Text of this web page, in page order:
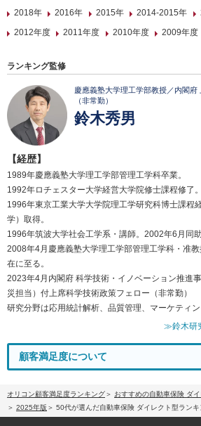
2018年
2016年 2015年 2014-2015年
2012年度
2011年度 2010年度 2009年度
ランキング監修
慶應義塾大学理工学部教授／内閣府
（非常勤）
鈴木秀男
【経歴】
1989年慶應義塾大学理工学部管理工学科卒業。
1992年ロチェスター大学経営大学院修士課程修了。
1996年東京工業大学大学院理工学研究科博士課程
学）取得。
1996年筑波大学社会工学系・講師。2002年6月同助
2008年4月慶應義塾大学理工学部管理工学科・准
在に至る。
2023年4月内閣府 科学技術・イノベーション推進
災担当）付上席科学技術政策フェロー（非常勤）
研究分野は応用統計解析、品質管理、マーケティン
≫鈴木研
顧客満足度について
オリコン顧客満足度ランキング
おすすめの自動車保険 ダ
2025年版
50代が選んだ自動車保険 ダイレクト型ラン